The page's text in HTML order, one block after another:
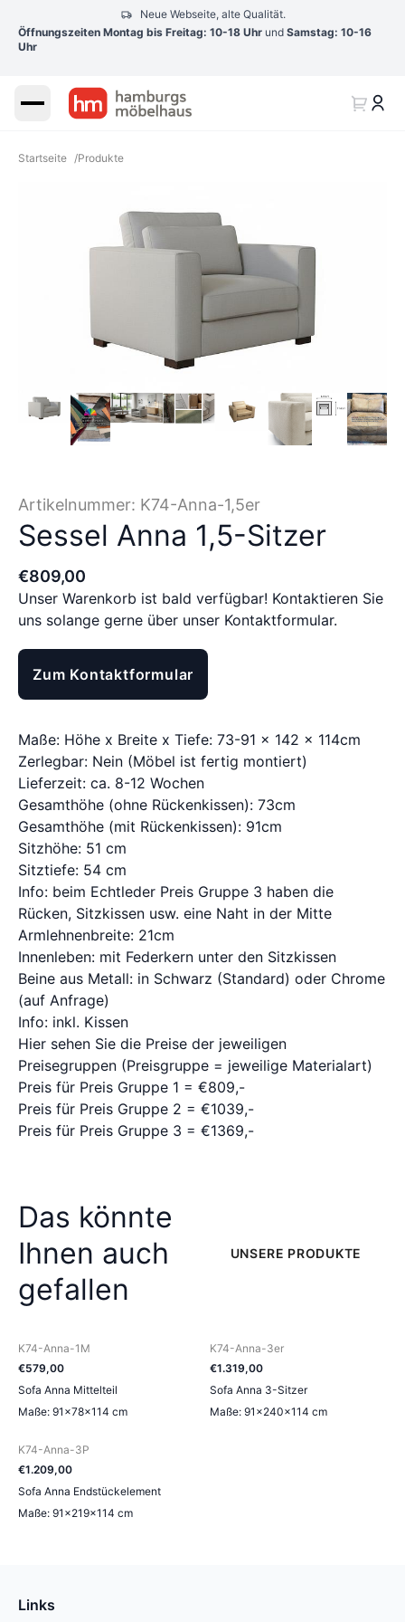
Neue Webseite, alte Qualität.
Öffnungszeiten Montag bis Freitag: 10-18 Uhr und Samstag: 10-16
Uhr
Startseite /Produkte
Artikelnummer: K74-Anna-1,5er
Sessel Anna 1,5-Sitzer
€809,00
Unser Warenkorb ist bald verfügbar! Kontaktieren Sie
uns solange gerne über unser Kontaktformular.
Zum Kontaktformular
Maße: Höhe x Breite x Tiefe: 73-91 x 142 x 114cm
Zerlegbar: Nein (Möbel ist fertig montiert)
Lieferzeit: ca. 8-12 Wochen
Gesamthöhe (ohne Rückenkissen): 73cm
Gesamthöhe (mit Rückenkissen): 91cm
Sitzhöhe: 51 cm
Sitztiefe: 54 cm
Info: beim Echtleder Preis Gruppe 3 haben die
Rücken, Sitzkissen usw. eine Naht in der Mitte
Armlehnenbreite: 21cm
Innenleben: mit Federkern unter den Sitzkissen
Beine aus Metall: in Schwarz (Standard) oder Chrome
(auf Anfrage)
Info: inkl. Kissen
Hier sehen Sie die Preise der jeweiligen
Preisegruppen (Preisgruppe = jeweilige Materialart)
Preis für Preis Gruppe 1 = €809,-
Preis für Preis Gruppe 2 = €1039,-
Preis für Preis Gruppe 3 = €1369,-
Das könnte
Ihnen auch
gefallen
UNSERE PRODUKTE
K74-Anna-1M
€579,00
Sofa Anna Mittelteil
Maße: 91×78×114 cm
K74-Anna-3er
€1.319,00
Sofa Anna 3-Sitzer
Maße: 91×240×114 cm
K74-Anna-3P
€1.209,00
Sofa Anna Endstückelement
Maße: 91×219×114 cm
Links